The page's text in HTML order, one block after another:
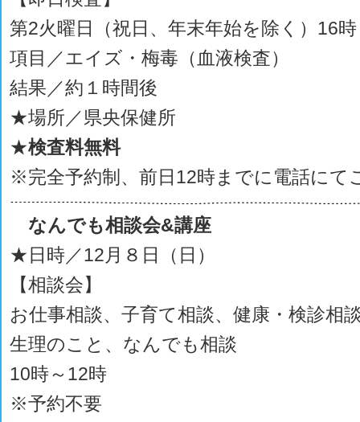
第2火曜日（祝日、年末年始を除く）16
項目／エイズ・梅毒（血液検査）
結果／約１時間後
★場所／県央保健所
★検査料無料
※完全予約制、前日12時までに電話にて
なんでも相談会&講座
★日時／12月８日（日）
【相談会】
お仕事相談、子育て相談、健康・検診相
生理のこと、なんでも相談
10時～12時
※予約不要